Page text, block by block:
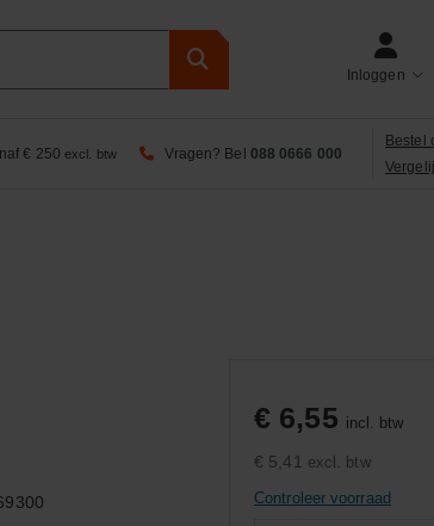
Inloggen
€ 250 excl. btw Vragen? Bel 088 0666 000
Bestel
€ 6,55 incl. btw
€ 5,41 excl. btw
Controleer voorraad